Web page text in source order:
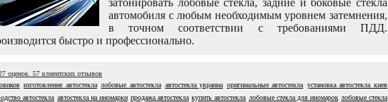
затонировать лобовые стекла, задние и боковые стекла
автомобиля с любым необходимым уровнем затемнения,
в точном соответствии с требованиями ПДД.
быстро и профессионально.
оценок. 57 клиентских отзывов
изготовление автостекла лобовые автостекла автостекла украина оригинальные автостекла установка автостекла киев
автостекла автостекла на иномарки продажа автостекла купить автостекла лобовые стекла для иномарок лобовые стекла